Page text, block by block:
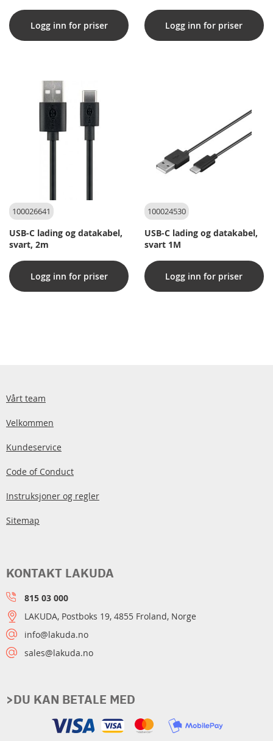
Logg inn for priser Logg inn for priser
100026641
USB-C lading og datakabel,
svart, 2m
Logg inn for priser
100024530
USB-C lading og datakabel,
svart 1M
Logg inn for priser
Vårt team
Velkommen
Kundeservice
Code of Conduct
Instruksjoner og regler
Sitemap
>DU KAN BETALE MED
KONTAKT LAKUDA
815 03 000
LAKUDA, Postboks 19, 4855 Froland, Norge
info@lakuda.no
sales@lakuda.no